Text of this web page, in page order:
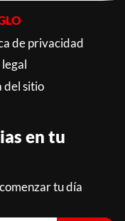
de privacidad
del sitio
en tu
tu día